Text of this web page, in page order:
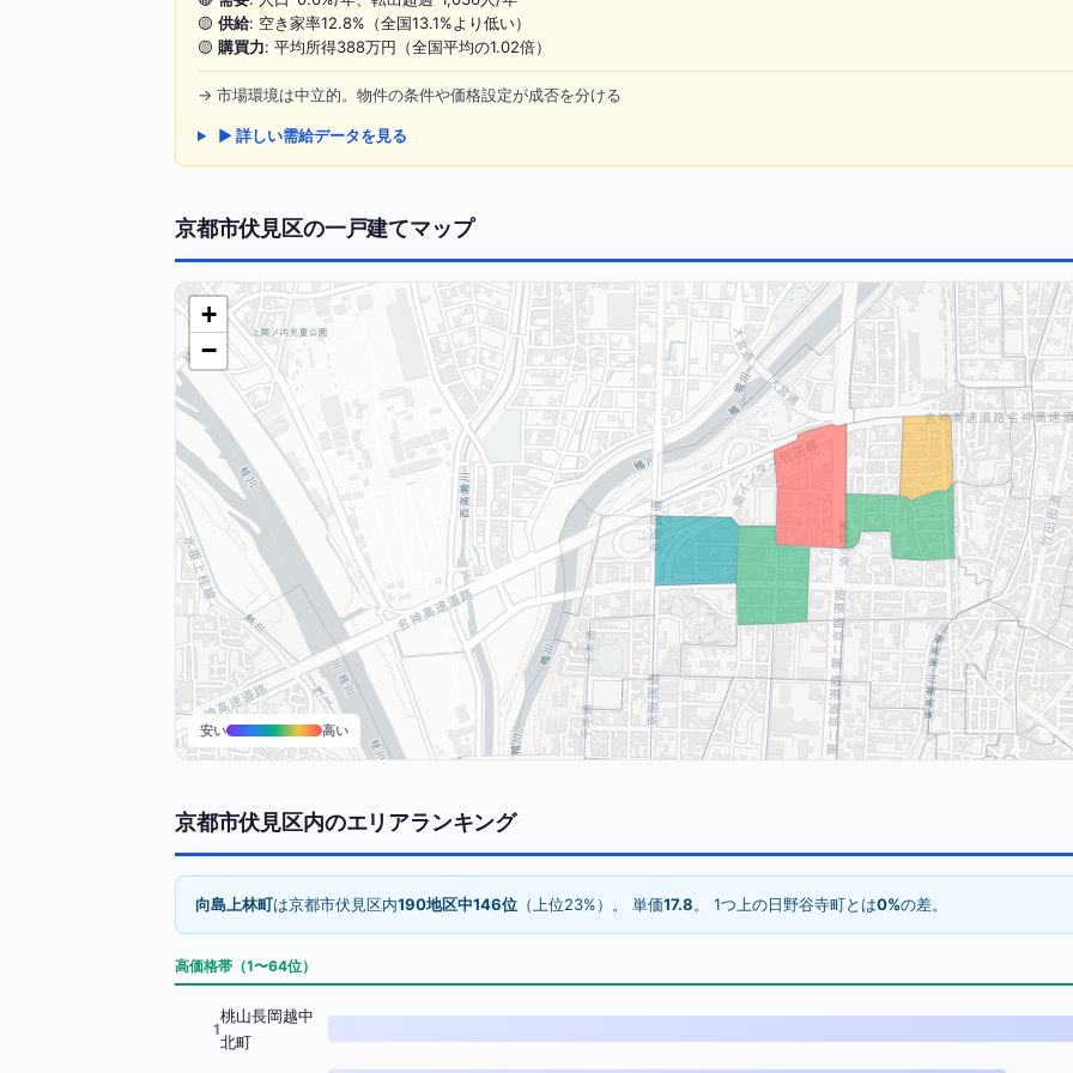
🟡 供給: 空き家率12.8%（全国13.1%より低い）
🟡 購買力: 平均所得388万円（全国平均の1.02倍）
→ 市場環境は中立的。物件の条件や価格設定が成否を分ける
▶ 詳しい需給データを見る
京都市伏見区の一戸建てマップ
+
−
安い 高い
京都市伏見区内のエリアランキング
向島上林町は京都市伏見区内190地区中146位 （上位23%）。 単価17.8。 1つ上の日野谷寺町とは0%の差。
高価格帯（1〜64位）
1
桃山長岡越中
北町